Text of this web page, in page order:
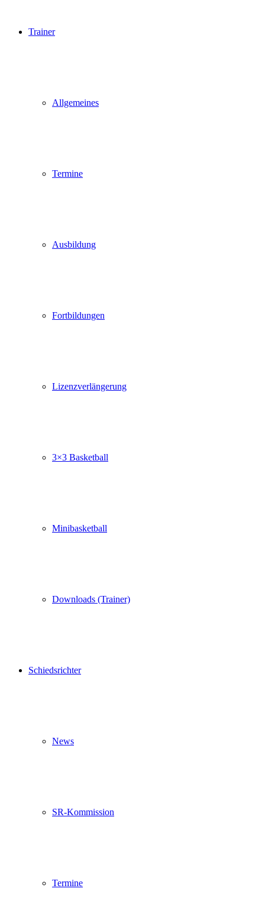
Trainer
Allgemeines
Termine
Ausbildung
Fortbildungen
Lizenzverlängerung
3×3 Basketball
Minibasketball
Downloads (Trainer)
Schiedsrichter
News
SR-Kommission
Termine